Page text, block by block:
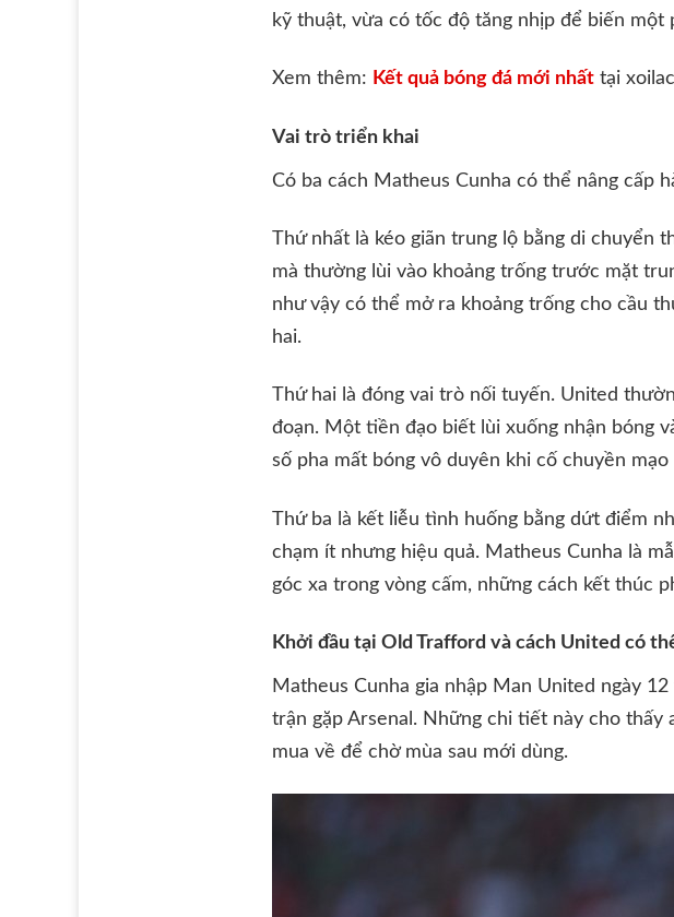
kỹ thuật, vừa có tốc độ tăng nhịp để biến
Xem thêm: Kết quả bóng đá mới nhất tại
Vai trò triển khai
Có ba cách Matheus Cunha có thể nâng cấp
Thứ nhất là kéo giãn trung lộ bằng di chuyển
mà thường lùi vào khoảng trống trước mặt
như vậy có thể mở ra khoảng trống cho cầu
hai.
Thứ hai là đóng vai trò nối tuyến. United
đoạn. Một tiền đạo biết lùi xuống nhận bóng
số pha mất bóng vô duyên khi cố chuyền mạo
Thứ ba là kết liễu tình huống bằng dứt điểm
chạm ít nhưng hiệu quả. Matheus Cunha là
góc xa trong vòng cấm, những cách kết thúc
Khởi đầu tại Old Trafford và cách United có
Matheus Cunha gia nhập Man United ngày
trận gặp Arsenal. Những chi tiết này cho thấy
mua về để chờ mùa sau mới dùng.